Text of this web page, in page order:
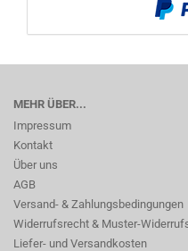
MEHR ÜBER...
Impressum
Kontakt
Über uns
AGB
Versand- & Zahlungsbedingungen
Widerrufsrecht & Muster-
Liefer- und Versandkosten